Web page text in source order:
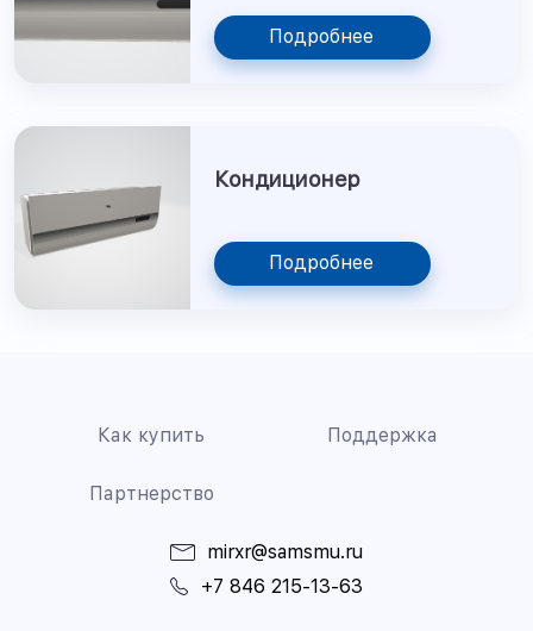
Подробнее
Кондиционер
Подробнее
Как купить Поддержка
Партнерство
mirxr@samsmu.ru
+7 846 215-13-63